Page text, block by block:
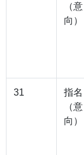
（意
向）
31
指名
（意
向）